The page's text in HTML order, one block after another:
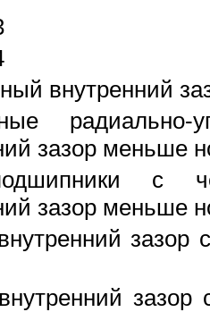
внутренний
радиально-
зазор меньше
с
зазор меньше
зазор
зазор